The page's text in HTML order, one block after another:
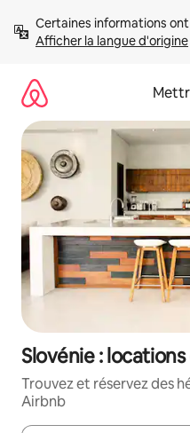
directement
Afficher la langue d'origine
Slovénie :
Trouvez et réservez des
Airbnb